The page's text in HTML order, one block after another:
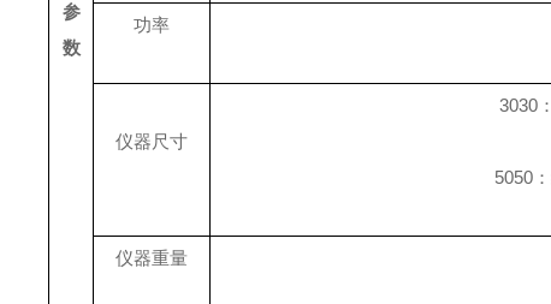
参
数
功率
仪器尺寸
3030
5050
仪器重量